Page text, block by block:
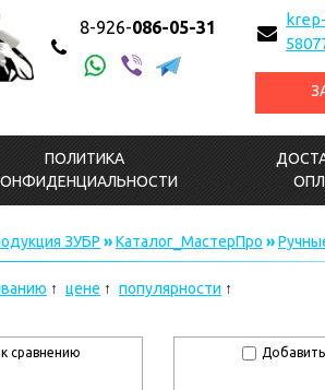
8-926-086-05-31
ПОЛИТИКА
ЗУБР »Каталог_МастерПро »
цене популярности
сравнению